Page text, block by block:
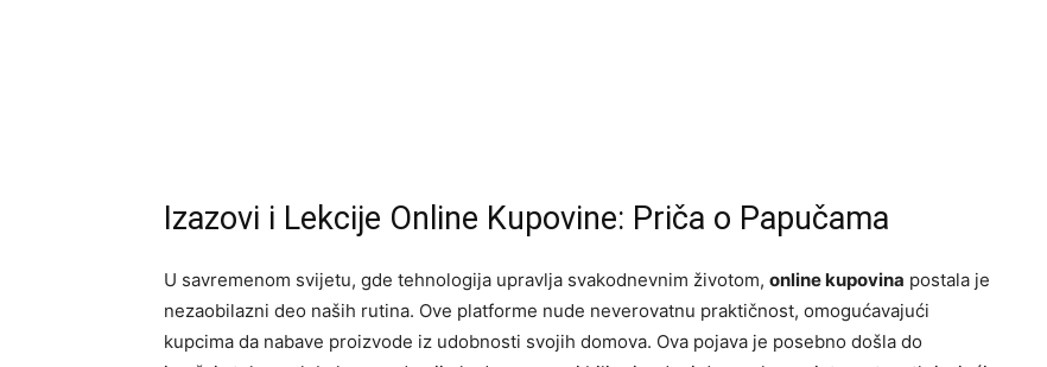
Izazovi i Lekcije Online Kupovine: Priča o Papučama
U savremenom svijetu, gde tehnologija upravlja svakodnevnim životom, online kupovina postala je
nezaobilazni deo naših rutina. Ove platforme nude neverovatnu praktičnost, omogućavajući
kupcima da nabave proizvode iz udobnosti svojih domova. Ova pojava je posebno došla do